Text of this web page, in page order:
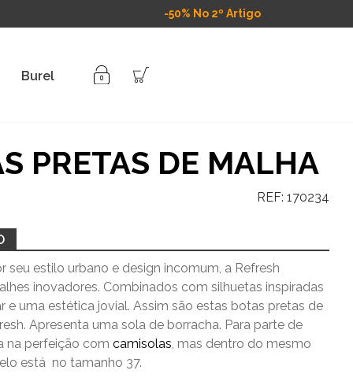
-50% No 2º Artigo
Burel
PRETAS DE MALHA
REF: 170234
seu estilo urbano e design incomum, a Refresh
inovadores. Combinados com silhuetas inspiradas
e uma estética jovial. Assim são estas botas pretas de
Apresenta umasola de borracha. Para parte de
na perfeição comcamisolas, mas dentro do mesmo
está no tamanho 37.